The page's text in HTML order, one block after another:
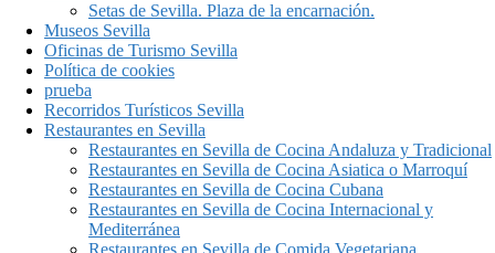
Setas de Sevilla. Plaza de la encarnación.
Museos Sevilla
Oficinas de Turismo Sevilla
Política de cookies
prueba
Recorridos Turísticos Sevilla
Restaurantes en Sevilla
Restaurantes en Sevilla de Cocina Andaluza y Tradicional
Restaurantes en Sevilla de Cocina Asiatica o Marroquí
Restaurantes en Sevilla de Cocina Cubana
Restaurantes en Sevilla de Cocina Internacional y
Mediterránea
Restaurantes en Sevilla de Comida Vegetariana